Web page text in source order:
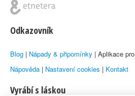
Odkazovník
Blog | Nápady & připomínky | Aplikace pro
Nápověda | Nastavení cookies | Kontakt
Vyrábí s láskou